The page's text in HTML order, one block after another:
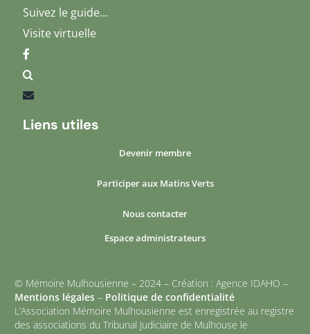
Suivez le guide…
Visite virtuelle
Liens utiles
Devenir membre
Participer aux Matins Verts
Nous contacter
Espace administrateurs
© Mémoire Mulhousienne – 2024 – Création : Agence IDAHO –
Mentions légales – Politique de confidentialité
L’Association Mémoire Mulhousienne est enregistrée au registre
des associations du Tribunal Judiciaire de Mulhouse le